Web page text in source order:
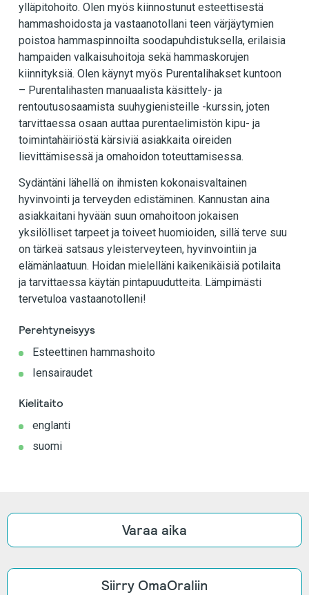
ylläpitohoito. Olen myös kiinnostunut esteettisestä
hammashoidosta ja vastaanotollani teen värjäytymien
poistoa hammaspinnoilta soodapuhdistuksella, erilaisia
hampaiden valkaisuhoitoja sekä hammaskorujen
kiinnityksiä. Olen käynyt myös Purentalihakset kuntoon
– Purentalihasten manuaalista käsittely- ja
rentoutusosaamista suuhygienisteille -kurssin, joten
tarvittaessa osaan auttaa purentaelimistön kipu- ja
toimintahäiriöstä kärsiviä asiakkaita oireiden
lievittämisessä ja omahoidon toteuttamisessa.
Sydäntäni lähellä on ihmisten kokonaisvaltainen
hyvinvointi ja terveyden edistäminen. Kannustan aina
asiakkaitani hyvään suun omahoitoon jokaisen
yksilölliset tarpeet ja toiveet huomioiden, sillä terve suu
on tärkeä satsaus yleisterveyteen, hyvinvointiin ja
elämänlaatuun. Hoidan mielelläni kaikenikäisiä potilaita
ja tarvittaessa käytän pintapuudutteita. Lämpimästi
tervetuloa vastaanotolleni!
Perehtyneisyys
Esteettinen hammashoito
Iensairaudet
Kielitaito
englanti
suomi
Varaa aika
Siirry OmaOraliin